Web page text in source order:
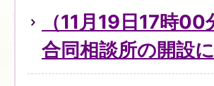
（11月19日17時
合同相談所の開設